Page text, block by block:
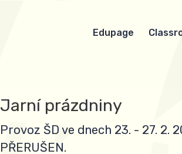
Edupage
Jarní prázdniny
Provoz ŠD ve dnech 23. - 27. 2.
PŘERUŠEN.